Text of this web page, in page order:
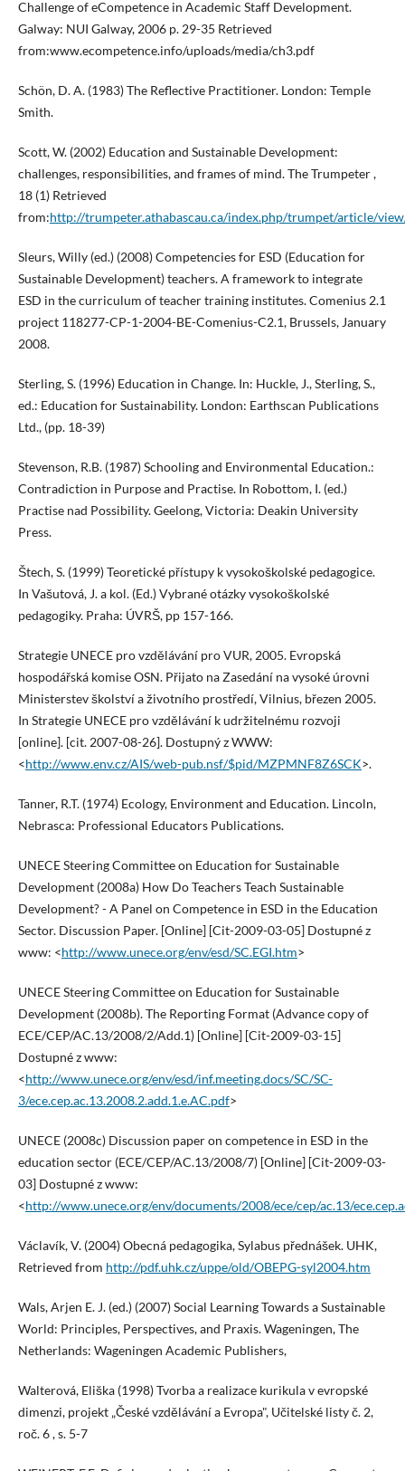
Challenge of eCompetence in Academic Staff Development.
Galway: NUI Galway, 2006 p. 29-35 Retrieved
from:www.ecompetence.info/uploads/media/ch3.pdf
Schön, D. A. (1983) The Reflective Practitioner. London: Temple
Smith.
Scott, W. (2002) Education and Sustainable Development:
challenges, responsibilities, and frames of mind. The Trumpeter ,
18 (1) Retrieved
from:http://trumpeter.athabascau.ca/index.php/trumpet/article/
Sleurs, Willy (ed.) (2008) Competencies for ESD (Education for
Sustainable Development) teachers. A framework to integrate
ESD in the curriculum of teacher training institutes. Comenius 2.1
project 118277-CP-1-2004-BE-Comenius-C2.1, Brussels, January
2008.
Sterling, S. (1996) Education in Change. In: Huckle, J., Sterling, S.,
ed.: Education for Sustainability. London: Earthscan Publications
Ltd., (pp. 18-39)
Stevenson, R.B. (1987) Schooling and Environmental Education.:
Contradiction in Purpose and Practise. In Robottom, I. (ed.)
Practise nad Possibility. Geelong, Victoria: Deakin University
Press.
Štech, S. (1999) Teoretické přístupy k vysokoškolské pedagogice.
In Vašutová, J. a kol. (Ed.) Vybrané otázky vysokoškolské
pedagogiky. Praha: ÚVRŠ, pp 157-166.
Strategie UNECE pro vzdělávání pro VUR, 2005. Evropská
hospodářská komise OSN. Přijato na Zasedání na vysoké úrovni
Ministerstev školství a životního prostředí, Vilnius, březen 2005.
In Strategie UNECE pro vzdělávání k udržitelnému rozvoji
[online]. [cit. 2007-08-26]. Dostupný z WWW:
<http://www.env.cz/AIS/web-pub.nsf/$pid/MZPMNF8Z6SCK>.
Tanner, R.T. (1974) Ecology, Environment and Education. Lincoln,
Nebrasca: Professional Educators Publications.
UNECE Steering Committee on Education for Sustainable
Development (2008a) How Do Teachers Teach Sustainable
Development? - A Panel on Competence in ESD in the Education
Sector. Discussion Paper. [Online] [Cit-2009-03-05] Dostupné z
www: <http://www.unece.org/env/esd/SC.EGI.htm>
UNECE Steering Committee on Education for Sustainable
Development (2008b). The Reporting Format (Advance copy of
ECE/CEP/AC.13/2008/2/Add.1) [Online] [Cit-2009-03-15]
Dostupné z www:
<http://www.unece.org/env/esd/inf.meeting.docs/SC/SC-
3/ece.cep.ac.13.2008.2.add.1.e.AC.pdf>
UNECE (2008c) Discussion paper on competence in ESD in the
education sector (ECE/CEP/AC.13/2008/7) [Online] [Cit-2009-03-
03] Dostupné z www:
<http://www.unece.org/env/documents/2008/ece/cep/ac.13/
Václavík, V. (2004) Obecná pedagogika, Sylabus přednášek. UHK,
Retrieved from http://pdf.uhk.cz/uppe/old/OBEPG-syl2004.htm
Wals, Arjen E. J. (ed.) (2007) Social Learning Towards a Sustainable
World: Principles, Perspectives, and Praxis. Wageningen, The
Netherlands: Wageningen Academic Publishers,
Walterová, Eliška (1998) Tvorba a realizace kurikula v evropské
dimenzi, projekt „České vzdělávání a Evropa", Učitelské listy č. 2,
roč. 6 , s. 5-7